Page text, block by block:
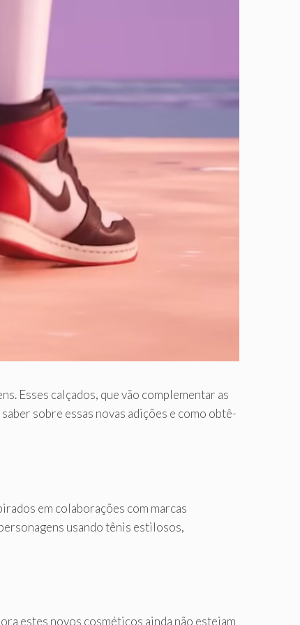
Esses calçados, que vão complementar as
sobre essas novas adições e como obtê-
em colaborações com marcas
usando tênis estilosos,
estes novos cosméticos ainda não estejam